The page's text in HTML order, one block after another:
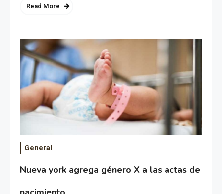
Read More
General
Nueva york agrega género X a las actas de